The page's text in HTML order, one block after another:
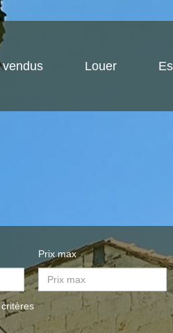
vendus Louer
Prix max